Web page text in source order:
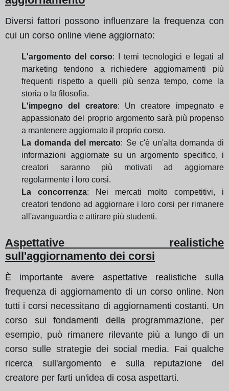
Diversi fattori possono influenzare la frequenza con
cui un corso online viene aggiornato:
L'argomento del corso: I temi tecnologici e legati al
marketing tendono a richiedere aggiornamenti più
frequenti rispetto a quelli più senza tempo, come la
storia o la filosofia.
L'impegno del creatore: Un creatore impegnato e
appassionato del proprio argomento sarà più propenso
a mantenere aggiornato il proprio corso.
La domanda del mercato: Se c'è un'alta domanda di
informazioni aggiornate su un argomento specifico, i
creatori saranno più motivati ad aggiornare
regolarmente i loro corsi.
La concorrenza: Nei mercati molto competitivi, i
creatori tendono ad aggiornare i loro corsi per rimanere
all'avanguardia e attirare più studenti.
Aspettative realistiche
sull'aggiornamento dei corsi
È importante avere aspettative realistiche sulla
frequenza di aggiornamento di un corso online. Non
tutti i corsi necessitano di aggiornamenti costanti. Un
corso sui fondamenti della programmazione, per
esempio, può rimanere rilevante più a lungo di un
corso sulle strategie dei social media. Fai qualche
ricerca sull'argomento e sulla reputazione del
creatore per farti un'idea di cosa aspettarti.